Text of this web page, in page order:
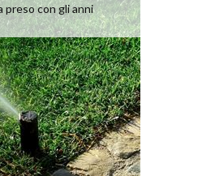
preso con gli anni